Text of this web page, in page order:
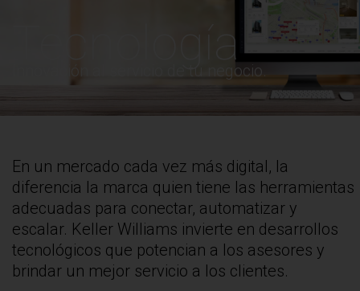
Tecnología
Innovación al servicio de tu negocio.
En un mercado cada vez más digital, la
diferencia la marca quien tiene las herramientas
adecuadas para conectar, automatizar y
escalar. Keller Williams invierte en desarrollos
tecnológicos que potencian a los asesores y
brindar un mejor servicio a los clientes.